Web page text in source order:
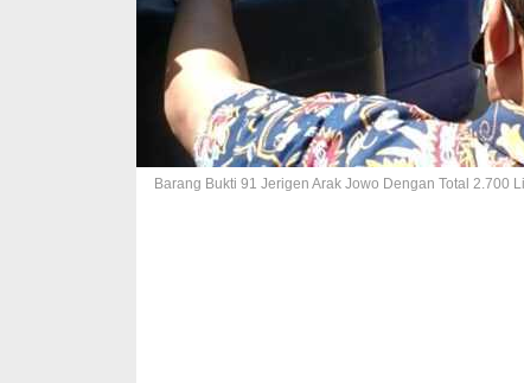
Barang Bukti 91 Jerigen Arak Jowo Dengan Total 2.700